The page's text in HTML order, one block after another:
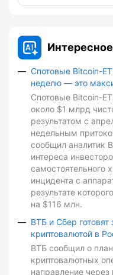
Спотовые Bitcoin-
неделю — это
Спотовые Bitcoin-
около $1 млрд
результатом с
недельным
сообщил аналитик
интереса
самостоятельного
инцидента с
результате
на $116 млн.
ВТБ и Сбер готовят
криптовалютой в
ВТБ сообщил о
криптовалютных
направление